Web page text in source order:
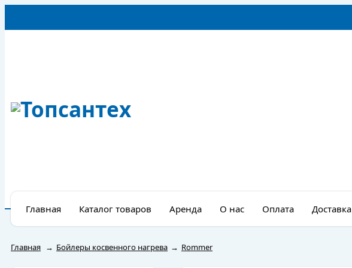
Главная Каталог товаров Аренда О нас Оплата Доставка
Главная → Бойлеры косвенного нагрева → Rommer